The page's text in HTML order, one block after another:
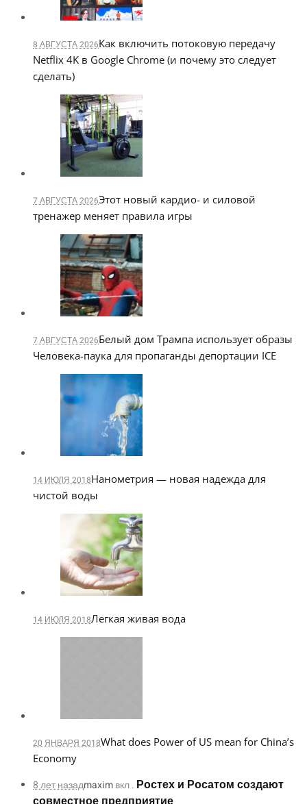
8 АВГУСТА 2026Как включить потоковую передачу
Netflix 4K в Google Chrome (и почему это следует
сделать)
7 АВГУСТА 2026Этот новый кардио- и силовой
тренажер меняет правила игры
7 АВГУСТА 2026Белый дом Трампа использует образы
Человека-паука для пропаганды депортации ICE
14 ИЮЛЯ 2018Нанометрия — новая надежда для
чистой воды
14 ИЮЛЯ 2018Легкая живая вода
20 ЯНВАРЯ 2018What does Power of US mean for China’s
Economy
8 лет назадmaximвкл . Ростех и Росатом создают